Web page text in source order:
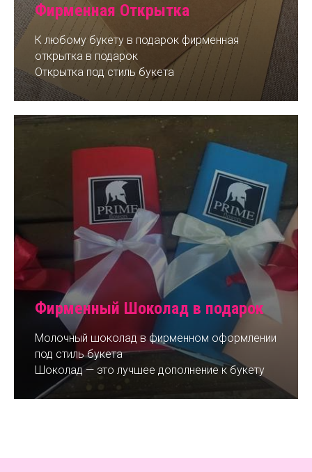
Фирменная Открытка
К любому букету в подарок фирменная
открытка в подарок
Открытка под стиль букета
Фирменный Шоколад в подарок
Молочный шоколад в фирменном оформлении
под стиль букета
Шоколад — это лучшее дополнение к букету